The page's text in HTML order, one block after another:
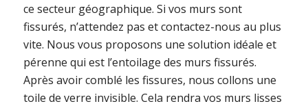
ce secteur géographique. Si vos murs sont
fissurés, n’attendez pas et contactez-nous au plus
vite. Nous vous proposons une solution idéale et
pérenne qui est l’entoilage des murs fissurés.
Après avoir comblé les fissures, nous collons une
toile de verre invisible. Cela rendra vos murs lisses